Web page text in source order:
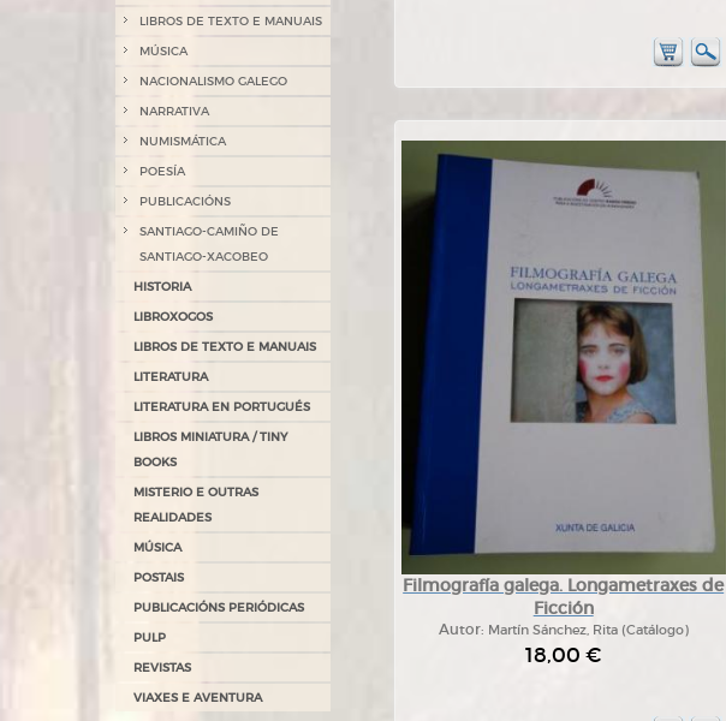
LIBROS DE TEXTO E MANUAIS
MÚSICA
NACIONALISMO GALEGO
NARRATIVA
NUMISMÁTICA
POESÍA
PUBLICACIÓNS
SANTIAGO-CAMIÑO DE
SANTIAGO-XACOBEO
HISTORIA
LIBROXOGOS
LIBROS DE TEXTO E MANUAIS
LITERATURA
LITERATURA EN PORTUGUÉS
LIBROS MINIATURA / TINY
BOOKS
MISTERIO E OUTRAS
REALIDADES
MÚSICA
POSTAIS
PUBLICACIÓNS PERIÓDICAS
PULP
REVISTAS
VIAXES E AVENTURA
Filmografía galega. Longametraxes de
Ficción
Autor: Martín Sánchez, Rita (Catálogo)
18,00 €